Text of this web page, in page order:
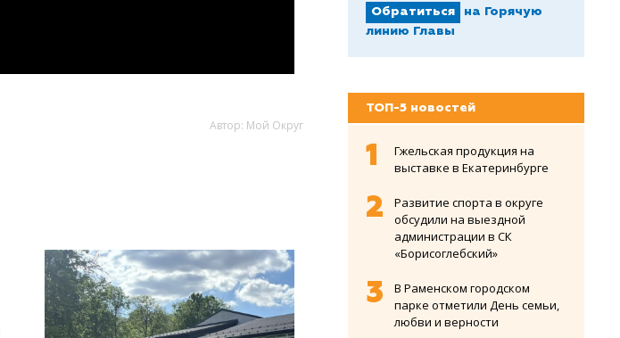
Автор: Мой Округ
Обратиться
на Горячую
линию Главы
ТОП-5 новостей
Гжельская продукция на
выставке в Екатеринбурге
Развитие спорта в округе
обсудили на выездной
администрации в СК
«Борисоглебский»
В Раменском городском
парке отметили День семьи,
любви и верности